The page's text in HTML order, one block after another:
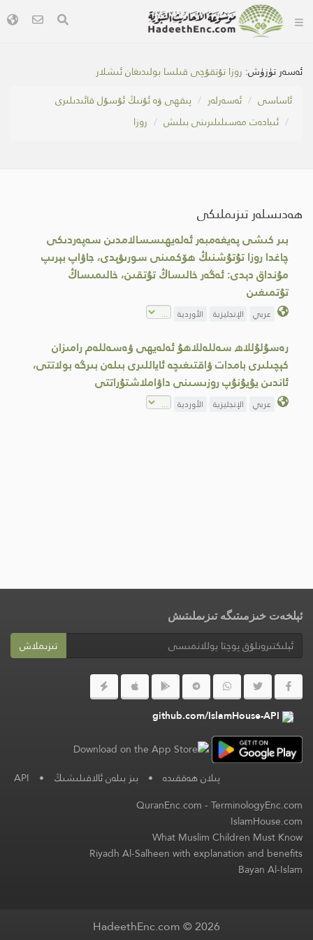
ئەسەر تۈزۈش: روزا تۇتقۇچى قىلسا بولىدىغان ئىشلار
ئاساسى
ئەسەرلەر
پىقھى ۋە ئۇنىڭ ئۇسۇل قائىدىلىرى
ئىبادەت مەسىلىلىرىنى بىلىش
روزا
ھەدىسلەر تىزىملىكى
بىر كىشى پەيغەمبەر ئەلەيھىسسالامدىن سەپەردىكى
چاغدا روزا تۇتۇشنىڭ ھۆكمىنى سورىۋېدى، جاۋاپ بېرىپ
مۇنداق دېدى: ئەگەر خالىساڭ تۇتقىن، خالىمىساڭ
تۇتمىغىن
عربي الإنجليزية الأوردية
رەسۇلۇللاھ سەللەللاھۇ ئەلەيھى ۋەسەللەم رامىزان
كېچىلىرى بامدات ۋاقتىغىچە ئاياللىرى بىلەن بىرگە بولاتتى،
ئاندىن يۇيۇنۇپ روزىسىنى داۋاملاشتۇراتتى
عربي الإنجليزية الأوردية
ئېلخەت خىزمىتىگە تىزىملىتىش
تىزىملاش
github.com/IslamHouse-API
پىلان ھەققىدە • بىز بىلەن ئالاقىلىشىڭ •
API
QuranEnc.com-TerminologyEnc.com
IslamHouse.com
What Muslim Children Must Know
Riyadh Al-Salheen with explanation and benefits
Bayan Al-Islam
HadeethEnc.com © 2026